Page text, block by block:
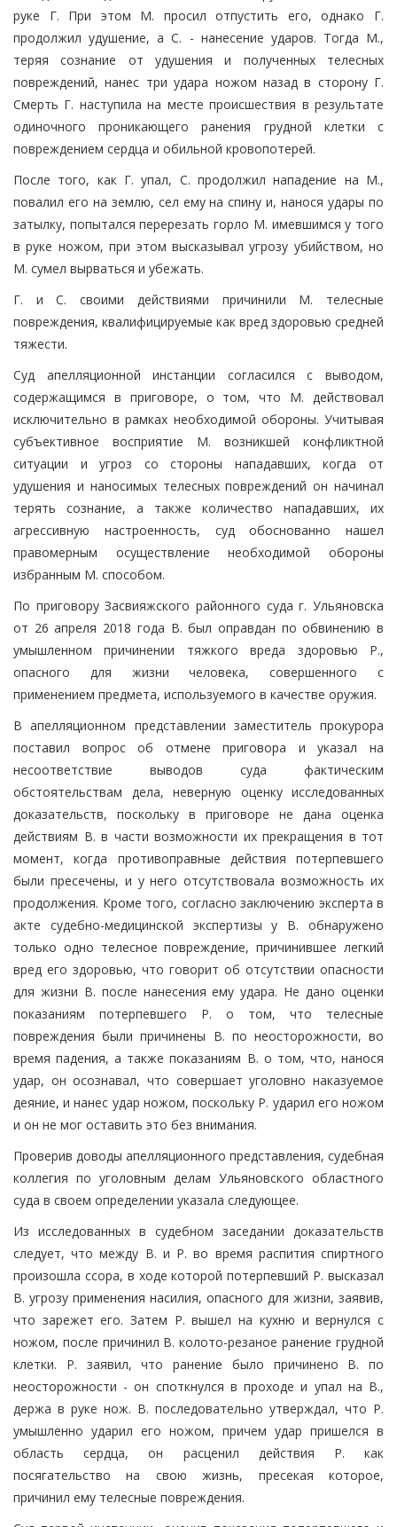
руке Г. При этом М. просил отпустить его, однако Г.
продолжил удушение, а С. - нанесение ударов. Тогда М.,
теряя сознание от удушения и полученных телесных
повреждений, нанес три удара ножом назад в сторону Г.
Смерть Г. наступила на месте происшествия в результате
одиночного проникающего ранения грудной клетки с
повреждением сердца и обильной кровопотерей.
После того, как Г. упал, С. продолжил нападение на М.,
повалил его на землю, сел ему на спину и, нанося удары по
затылку, попытался перерезать горло М. имевшимся у того
в руке ножом, при этом высказывал угрозу убийством, но
М. сумел вырваться и убежать.
Г. и С. своими действиями причинили М. телесные
повреждения, квалифицируемые как вред здоровью средней
тяжести.
Суд апелляционной инстанции согласился с выводом,
содержащимся в приговоре, о том, что М. действовал
исключительно в рамках необходимой обороны. Учитывая
субъективное восприятие М. возникшей конфликтной
ситуации и угроз со стороны нападавших, когда от
удушения и наносимых телесных повреждений он начинал
терять сознание, а также количество нападавших, их
агрессивную настроенность, суд обоснованно нашел
правомерным осуществление необходимой обороны
избранным М. способом.
По приговору Засвияжского районного суда г. Ульяновска
от 26 апреля 2018 года В. был оправдан по обвинению в
умышленном причинении тяжкого вреда здоровью Р.,
опасного для жизни человека, совершенного с
применением предмета, используемого в качестве оружия.
В апелляционном представлении заместитель прокурора
поставил вопрос об отмене приговора и указал на
несоответствие выводов суда фактическим
обстоятельствам дела, неверную оценку исследованных
доказательств, поскольку в приговоре не дана оценка
действиям В. в части возможности их прекращения в тот
момент, когда противоправные действия потерпевшего
были пресечены, и у него отсутствовала возможность их
продолжения. Кроме того, согласно заключению эксперта в
акте судебно-медицинской экспертизы у В. обнаружено
только одно телесное повреждение, причинившее легкий
вред его здоровью, что говорит об отсутствии опасности
для жизни В. после нанесения ему удара. Не дано оценки
показаниям потерпевшего Р. о том, что телесные
повреждения были причинены В. по неосторожности, во
время падения, а также показаниям В. о том, что, нанося
удар, он осознавал, что совершает уголовно наказуемое
деяние, и нанес удар ножом, поскольку Р. ударил его ножом
и он не мог оставить это без внимания.
Проверив доводы апелляционного представления, судебная
коллегия по уголовным делам Ульяновского областного
суда в своем определении указала следующее.
Из исследованных в судебном заседании доказательств
следует, что между В. и Р. во время распития спиртного
произошла ссора, в ходе которой потерпевший Р. высказал
В. угрозу применения насилия, опасного для жизни, заявив,
что зарежет его. Затем Р. вышел на кухню и вернулся с
ножом, после причинил В. колото-резаное ранение грудной
клетки. Р. заявил, что ранение было причинено В. по
неосторожности - он споткнулся в проходе и упал на В.,
держа в руке нож. В. последовательно утверждал, что Р.
умышленно ударил его ножом, причем удар пришелся в
область сердца, он расценил действия Р. как
посягательство на свою жизнь, пресекая которое,
причинил ему телесные повреждения.